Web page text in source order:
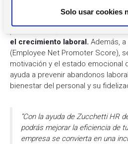
m
e
n
t
o
Solo usar cookies
Recursos Humanos Zucchetti
el crecimiento laboral. Además,
(Employee Net Promoter Score),
motivación y el estado emocional
ayuda a prevenir abandonos
bienestar del personal y su
“Con la ayuda de Zucchetti HR
podrás mejorar la eficiencia de
empresa se convierta en una